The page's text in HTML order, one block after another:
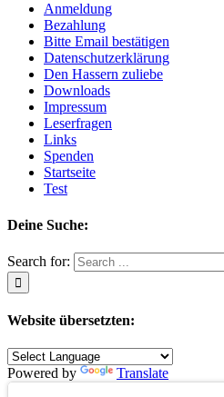
Anmeldung
Bezahlung
Bitte Email bestätigen
Datenschutzerklärung
Den Hassern zuliebe
Downloads
Impressum
Leserfragen
Links
Spenden
Startseite
Test
Deine Suche:
Search for:
Website übersetzten:
Powered by Translate